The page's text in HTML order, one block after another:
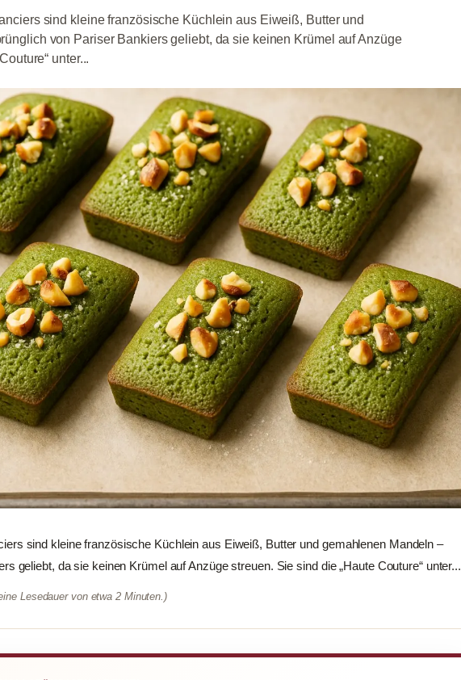
sind kleine französische Küchlein aus Eiweiß, Butter und
von Pariser Bankiers geliebt, da sie keinen Krümel auf Anzüge
unter...
sind kleine französische Küchlein aus Eiweiß, Butter und gemahlenen Mandeln –
geliebt, da sie keinen Krümel auf Anzüge streuen. Sie sind die „Haute Couture“ unter...
Lesedauer von etwa 2 Minuten.)